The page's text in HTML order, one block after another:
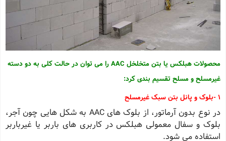
محصولات هبلکس یا بتن متخلخل AACرا می توان در حالت کلی به دو دسته
غیرمسلح و مسلح تقسیم بندی کرد:
1
-بلوک و پانل بتن سبک غیرمسلح
در نوع بدون آرماتور، از بلوک های AAC به شکل هایی چون آجر،
بلوک و سفال معمولی هبلکس در کاربری های باربر یا غیرباربر
استفاده می شود.